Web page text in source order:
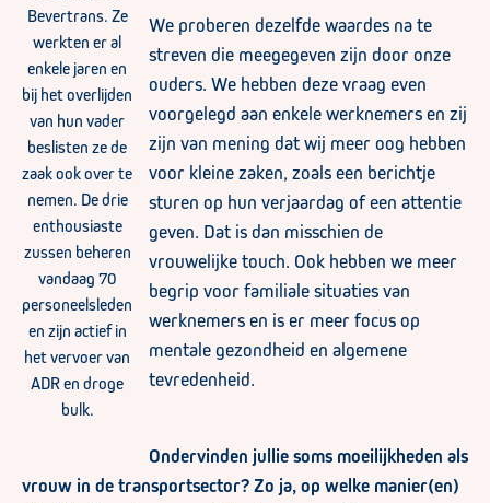
Bevertrans. Ze
werkten er al
enkele jaren en
bij het overlijden
van hun vader
beslisten ze de
zaak ook over te
nemen. De drie
enthousiaste
zussen beheren
vandaag 70
personeelsleden
en zijn actief in
het vervoer van
ADR en droge
bulk.
We proberen dezelfde waardes na te
streven die meegegeven zijn door onze
ouders. We hebben deze vraag even
voorgelegd aan enkele werknemers en zij
zijn van mening dat wij meer oog hebben
voor kleine zaken, zoals een berichtje
sturen op hun verjaardag of een attentie
geven. Dat is dan misschien de
vrouwelijke touch. Ook hebben we meer
begrip voor familiale situaties van
werknemers en is er meer focus op
mentale gezondheid en algemene
tevredenheid.
Ondervinden jullie soms moeilijkheden als
vrouw in de transportsector? Zo ja, op welke manier(en)